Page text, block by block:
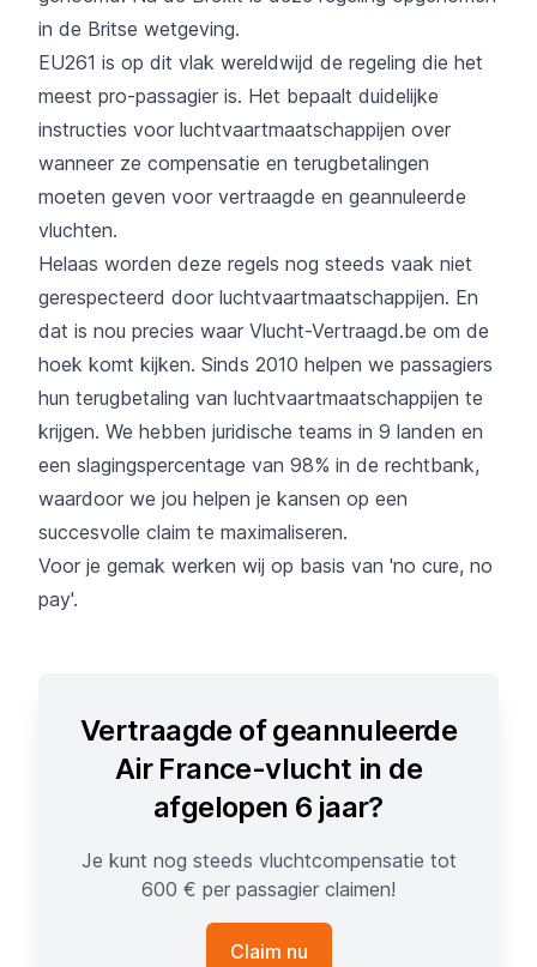
in de Britse wetgeving.
EU261 is op dit vlak wereldwijd de regeling die het
meest pro-passagier is. Het bepaalt duidelijke
instructies voor luchtvaartmaatschappijen over
wanneer ze compensatie en terugbetalingen
moeten geven voor vertraagde en geannuleerde
vluchten.
Helaas worden deze regels nog steeds vaak niet
gerespecteerd door luchtvaartmaatschappijen. En
dat is nou precies waar Vlucht-Vertraagd.be om de
hoek komt kijken. Sinds 2010 helpen we passagiers
hun terugbetaling van luchtvaartmaatschappijen te
krijgen. We hebben juridische teams in 9 landen en
een slagingspercentage van 98% in de rechtbank,
waardoor we jou helpen je kansen op een
succesvolle claim te maximaliseren.
Voor je gemak werken wij op basis van 'no cure, no
pay'.
Vertraagde of geannuleerde
Air France-vlucht in de
afgelopen 6 jaar?
Je kunt nog steeds vluchtcompensatie tot
600 € per passagier claimen!
Claim nu